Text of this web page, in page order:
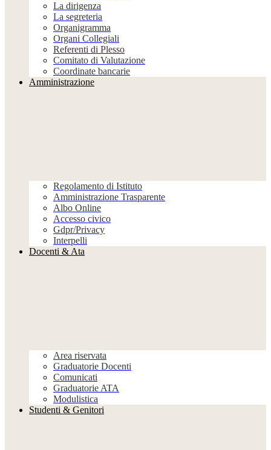
La dirigenza
La segreteria
Organigramma
Organi Collegiali
Referenti di Plesso
Comitato di Valutazione
Coordinate bancarie
Amministrazione
Regolamento di Istituto
Amministrazione Trasparente
Albo Online
Accesso civico
Gdpr/Privacy
Interpelli
Docenti & Ata
Area riservata
Graduatorie Docenti
Comunicati
Graduatorie ATA
Modulistica
Studenti & Genitori